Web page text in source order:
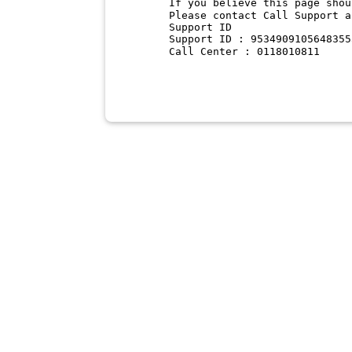
If you believe this page
Please contact Call Support
Support ID
Support ID :
Call Center : 0118010811